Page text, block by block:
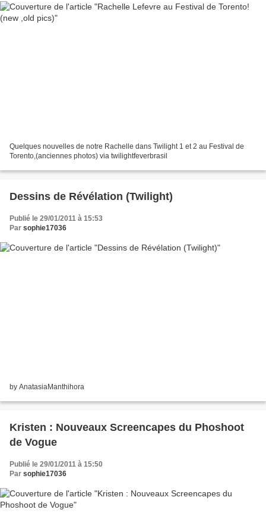
Quelques nouvelles de notre Rachelle dans Twilight 1 et 2 au Festival de
Torento,(anciennes photos) via twilightfeverbrasil
Dessins de Révélation (Twilight)
Publié le 29/01/2011 à 15:53
Par sophie17036
by AnatasiaManthihora
Kristen : Nouveaux Screencapes du Phoshoot
de Vogue
Publié le 29/01/2011 à 15:50
Par sophie17036